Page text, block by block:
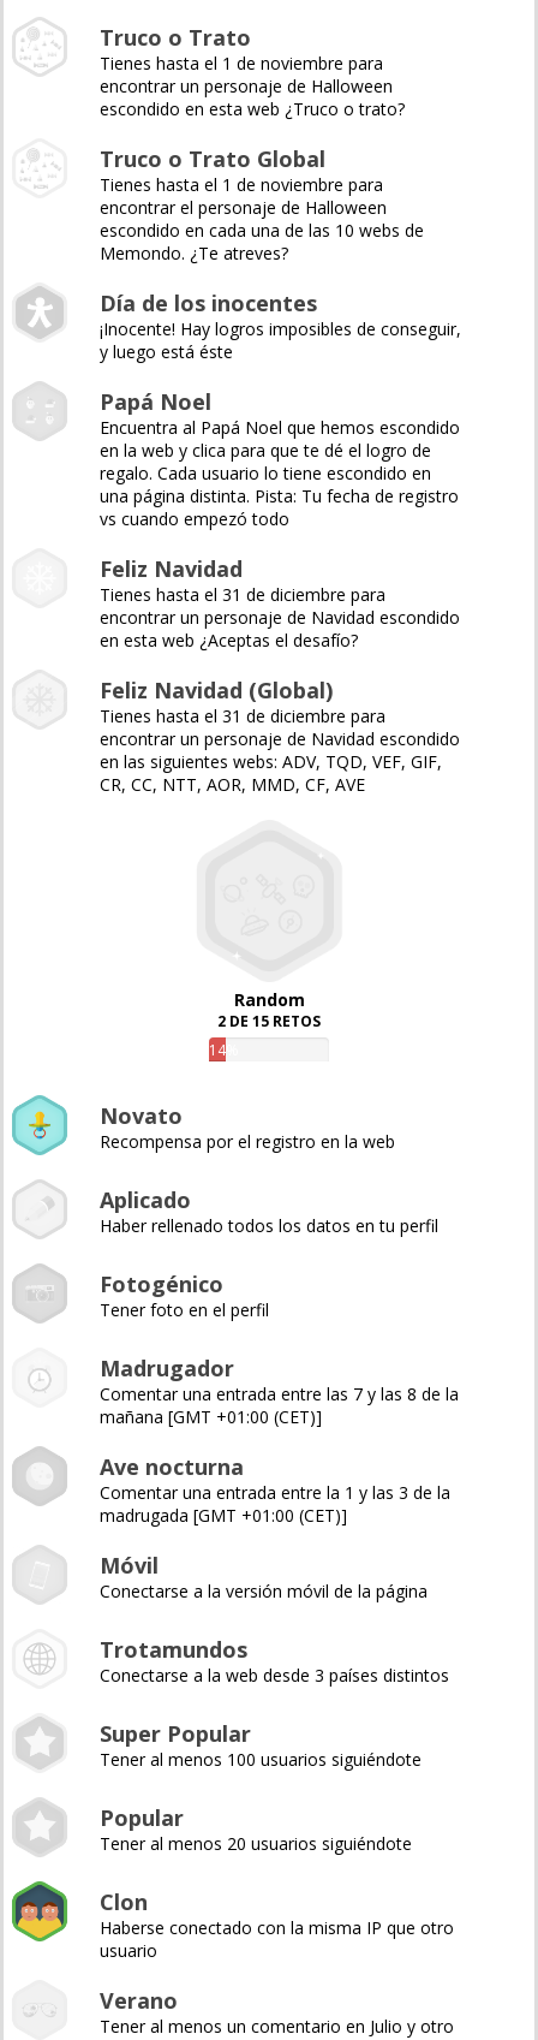
Truco o Trato
Tienes hasta el 1 de noviembre para
encontrar un personaje de Halloween
escondido en esta web ¿Truco o trato?
Truco o Trato Global
Tienes hasta el 1 de noviembre para
encontrar el personaje de Halloween
escondido en cada una de las 10 webs de
Memondo. ¿Te atreves?
Día de los inocentes
¡Inocente! Hay logros imposibles de conseguir,
y luego está éste
Papá Noel
Encuentra al Papá Noel que hemos escondido
en la web y clica para que te dé el logro de
regalo. Cada usuario lo tiene escondido en
una página distinta. Pista: Tu fecha de registro
vs cuando empezó todo
Feliz Navidad
Tienes hasta el 31 de diciembre para
encontrar un personaje de Navidad escondido
en esta web ¿Aceptas el desafío?
Feliz Navidad (Global)
Tienes hasta el 31 de diciembre para
encontrar un personaje de Navidad escondido
en las siguientes webs: ADV, TQD, VEF, GIF,
CR, CC, NTT, AOR, MMD, CF, AVE
Random
2 DE 15 RETOS
14%
Novato
Recompensa por el registro en la web
Aplicado
Haber rellenado todos los datos en tu perfil
Fotogénico
Tener foto en el perfil
Madrugador
Comentar una entrada entre las 7 y las 8 de la
mañana [GMT +01:00 (CET)]
Ave nocturna
Comentar una entrada entre la 1 y las 3 de la
madrugada [GMT +01:00 (CET)]
Móvil
Conectarse a la versión móvil de la página
Trotamundos
Conectarse a la web desde 3 países distintos
Super Popular
Tener al menos 100 usuarios siguiéndote
Popular
Tener al menos 20 usuarios siguiéndote
Clon
Haberse conectado con la misma IP que otro
usuario
Verano
Tener al menos un comentario en Julio y otro